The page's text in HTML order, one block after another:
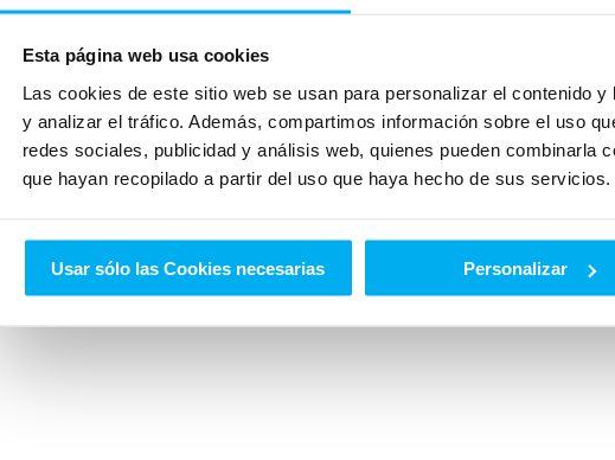
Esta página web usa cookies
Las cookies de este sitio web se usan para personalizar el contenido
y analizar el tráfico. Además, compartimos información sobre el uso
redes sociales, publicidad y análisis web, quienes pueden combinarla
que hayan recopilado a partir del uso que haya hecho de sus servicios.
Usar sólo las Cookies necesarias Personalizar